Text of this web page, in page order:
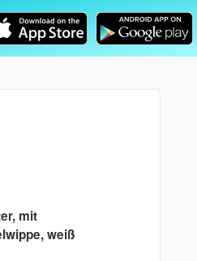
mit
weiß